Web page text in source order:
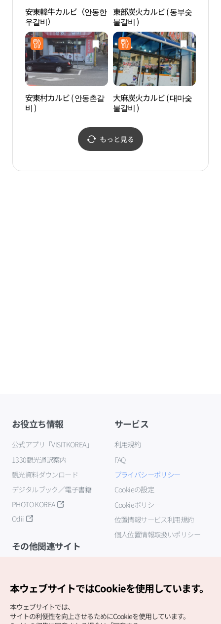
安東韓牛カルビ（안동한
우갈비）
東部炭火カルビ ( 동부숯
불갈비 )
安東村カルビ ( 안동촌갈
비 )
大麻炭火カルビ ( 대마숯
불갈비 )
もっと見る
お役立ち情報
公式アプリ「VISITKOREA」
1330観光通訳案内
観光資料ダウンロード
デジタルブック／電子書籍
PHOTO KOREA
Odii
サービス
利用規約
FAQ
プライバシーポリシー
Cookieの設定
Cookieポリシー
位置情報サービス利用規約
個人位置情報取扱いポリシー
その他関連サイト
本ウェブサイトではCookieを使用しています。
本ウェブサイトでは、
サイトの利便性を向上させるためにCookieを使用しています。